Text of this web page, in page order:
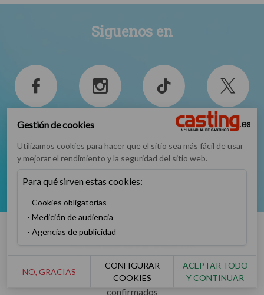
Siguenos en
Facebook Instagram TikTok Twitter
YouTube
Número 1 mundial de casting para artistas principiantes o
confirmados
Gestión de cookies
Utilizamos cookies para hacer que el sitio sea más fácil de usar
y mejorar el rendimiento y la seguridad del sitio web.
Para qué sirven estas cookies:
Cookies obligatorias
Medición de audiencia
Agencias de publicidad
NO, GRACIAS
CONFIGURAR
COOKIES
ACEPTAR TODO
Y CONTINUAR